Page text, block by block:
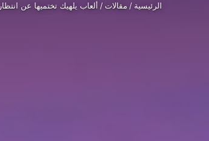
الرئيسية / مقالات/ ألعاب يلهيك تختميها عن انتظار GTA 6